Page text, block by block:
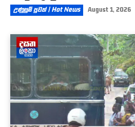
උණුසුම් පුවත් | Hot News August 1, 2026